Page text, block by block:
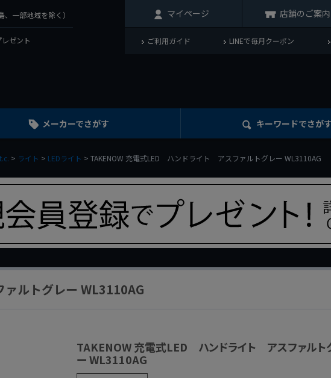
一部地域を除く）
ゼント
マイページ 店舗のご案内
ご利用ガイド LINEで毎月クーポン
メーカーでさがす キーワードでさがす
ライト LEDライト TAKENOW 充電式LED ハンドライト アスファルトグレー WL3110AG
ルトグレー WL3110AG
TAKENOW 充電式LED ハンドライト アスファルト
ー WL3110AG